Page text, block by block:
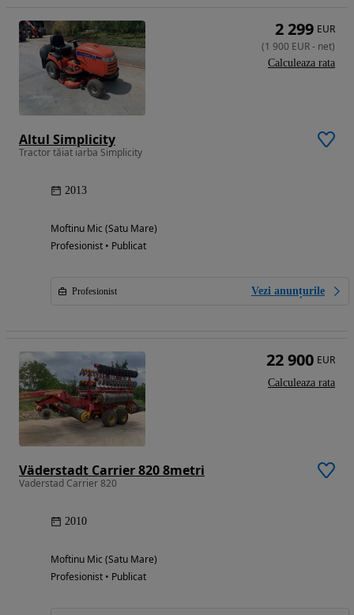
Altul Simplicity
Tractor tăiat iarba Simplicity
2013
Moftinu Mic (Satu Mare)
Profesionist • Publicat
Profesionist Vezi anunțurile
2 299 EUR
(1 900 EUR- net)
Calculeaza rata
Väderstadt Carrier 820 8metri
Vaderstad Carrier 820
2010
Moftinu Mic (Satu Mare)
Profesionist • Publicat
22 900 EUR
Calculeaza rata